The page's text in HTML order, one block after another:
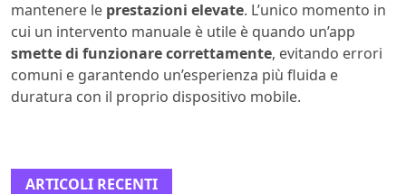
mantenere le prestazioni elevate. L’unico momento in
cui un intervento manuale è utile è quando un’app
smette di funzionare correttamente, evitando errori
comuni e garantendo un’esperienza più fluida e
duratura con il proprio dispositivo mobile.
ARTICOLI RECENTI